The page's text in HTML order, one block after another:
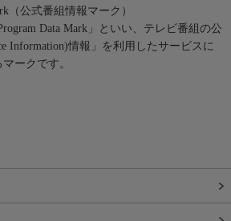
（公式番組情報マーク）
Data Mark」といい、テレビ番組の公
Information)情報」を利用したサービスに
ークです。